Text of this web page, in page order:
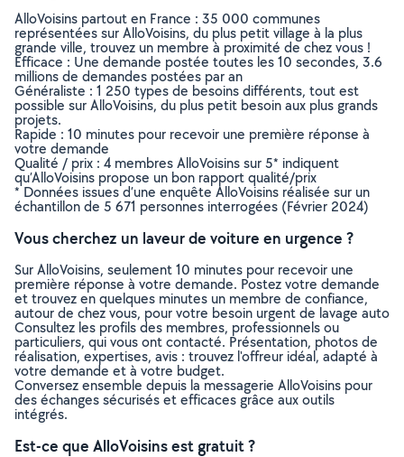
AlloVoisins partout en France : 35 000 communes
représentées sur AlloVoisins, du plus petit village à la plus
grande ville, trouvez un membre à proximité de chez vous !
Efficace : Une demande postée toutes les 10 secondes, 3.6
millions de demandes postées par an
Généraliste : 1 250 types de besoins différents, tout est
possible sur AlloVoisins, du plus petit besoin aux plus grands
projets.
Rapide : 10 minutes pour recevoir une première réponse à
votre demande
Qualité / prix : 4 membres AlloVoisins sur 5* indiquent
qu’AlloVoisins propose un bon rapport qualité/prix
* Données issues d’une enquête AlloVoisins réalisée sur un
échantillon de 5 671 personnes interrogées (Février 2024)
Vous cherchez un laveur de voiture en urgence ?
Sur AlloVoisins, seulement 10 minutes pour recevoir une
première réponse à votre demande. Postez votre demande
et trouvez en quelques minutes un membre de confiance,
autour de chez vous, pour votre besoin urgent de lavage auto
Consultez les profils des membres, professionnels ou
particuliers, qui vous ont contacté. Présentation, photos de
réalisation, expertises, avis : trouvez l'offreur idéal, adapté à
votre demande et à votre budget.
Conversez ensemble depuis la messagerie AlloVoisins pour
des échanges sécurisés et efficaces grâce aux outils
intégrés.
Est-ce que AlloVoisins est gratuit ?